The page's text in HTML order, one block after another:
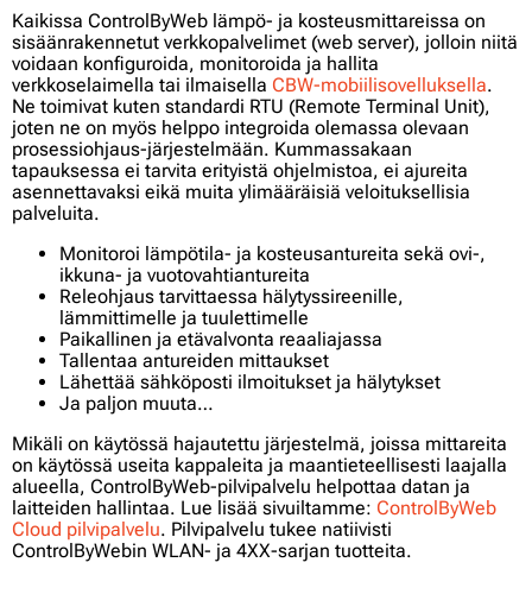
Kaikissa ControlByWeb lämpö- ja kosteusmittareissa on
sisäänrakennetut verkkopalvelimet (web server), jolloin niitä
voidaan konfiguroida, monitoroida ja hallita
verkkoselaimella tai ilmaisella CBW-mobiilisovelluksella.
Ne toimivat kuten standardi RTU (Remote Terminal Unit),
joten ne on myös helppo integroida olemassa olevaan
prosessiohjaus-järjestelmään. Kummassakaan
tapauksessa ei tarvita erityistä ohjelmistoa, ei ajureita
asennettavaksi eikä muita ylimääräisiä veloituksellisia
palveluita.
Monitoroi lämpötila- ja kosteusantureita sekä ovi-,
ikkuna- ja vuotovahtiantureita
Releohjaus tarvittaessa hälytyssireenille,
lämmittimelle ja tuulettimelle
Paikallinen ja etävalvonta reaaliajassa
Tallentaa antureiden mittaukset
Lähettää sähköposti ilmoitukset ja hälytykset
Ja paljon muuta…
Mikäli on käytössä hajautettu järjestelmä, joissa mittareita
on käytössä useita kappaleita ja maantieteellisesti laajalla
alueella, ControlByWeb-pilvipalvelu helpottaa datan ja
laitteiden hallintaa. Lue lisää sivuiltamme: ControlByWeb
Cloud pilvipalvelu. Pilvipalvelu tukee natiivisti
ControlByWebin WLAN- ja 4XX-sarjan tuotteita.